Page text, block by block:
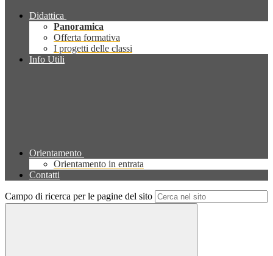
Didattica
Panoramica
Offerta formativa
I progetti delle classi
Info Utili
Orientamento
Orientamento in entrata
Contatti
Campo di ricerca per le pagine del sito